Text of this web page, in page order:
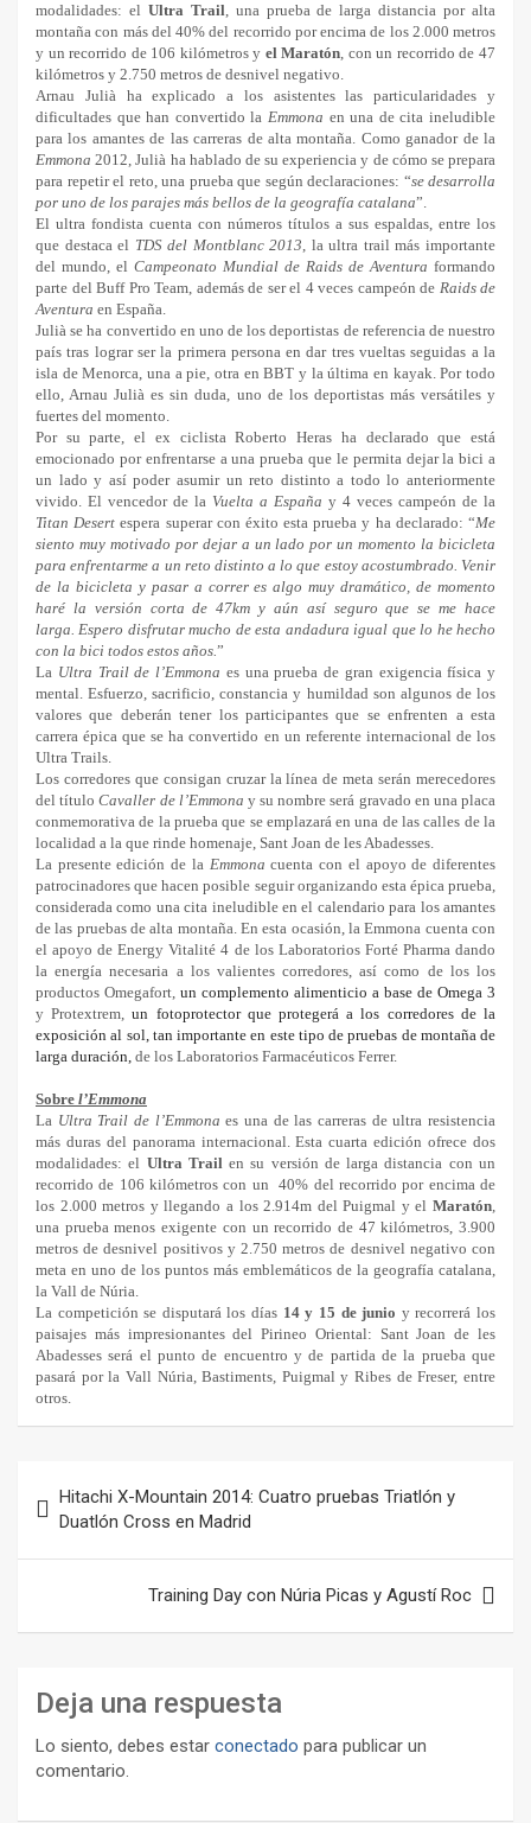
modalidades: el Ultra Trail, una prueba de larga distancia por alta
montaña con más del 40% del recorrido por encima de los 2.000 metros
y un recorrido de 106 kilómetros y el Maratón, con un recorrido de 47
kilómetros y 2.750 metros de desnivel negativo.
Arnau Juliàha explicado a los asistentes las particularidades y
dificultades que han convertido la Emmona en una de cita ineludible
para los amantes de las carreras de alta montaña. Como ganador de la
Emmona 2012, Julià ha hablado de su experiencia y de cómo se prepara
para repetir el reto, una prueba que según declaraciones: “se desarrolla
por uno de los parajes más bellos de la geografía catalana”.
El ultra fondista cuenta con números títulos a sus espaldas, entre los
que destaca el TDS del Montblanc 2013, la ultra trail más importante
del mundo, el Campeonato Mundial de Raids de Aventura formando
parte del Buff Pro Team, además de ser el 4 veces campeón de Raids de
Aventura en España.
Juliàse ha convertido en uno de los deportistas de referencia de nuestro
país tras lograr ser la primera persona en dar tres vueltas seguidas a la
isla de Menorca, una a pie, otra en BBT y la última en kayak. Por todo
ello, Arnau Julià es sin duda, uno de los deportistas más versátiles y
fuertes del momento.
Por su parte, el ex ciclista Roberto Heras ha declarado que está
emocionado por enfrentarse a una prueba que le permita dejar la bici a
un lado y así poder asumir un reto distinto a todo lo anteriormente
vivido. El vencedor de la Vuelta a España y 4 veces campeón de la
Titan Desert espera superar con éxito esta prueba y ha declarado: “Me
siento muy motivado por dejar a un lado por un momento la bicicleta
para enfrentarme a un reto distinto a lo que estoy acostumbrado. Venir
de la bicicleta y pasar a correr es algo muy dramático, de momento
haré la versión corta de 47km y aún así seguro que se me hace
larga. Espero disfrutar mucho de esta andadura igual que lo he hecho
con la bici todos estos años.”
La Ultra Trail de l’Emmona es una prueba de gran exigencia física y
mental. Esfuerzo, sacrificio, constancia y humildad son algunos de los
valores que deberán tener los participantes que se enfrenten a esta
carrera épica que se ha convertido en un referente internacional de los
Ultra Trails.
Los corredores que consigan cruzar la línea de meta serán merecedores
del títuloCavaller de l’Emmona y su nombre será gravado en una placa
conmemorativa de la prueba que se emplazará en una de las calles de la
localidad a la que rinde homenaje, Sant Joan de les Abadesses.
La presente edición de la Emmona cuenta con el apoyo de diferentes
patrocinadores que hacen posible seguir organizando esta épica prueba,
considerada como una cita ineludible en el calendario para los amantes
de las pruebas de alta montaña. En esta ocasión, la Emmona cuenta con
el apoyo de Energy Vitalité 4 de los Laboratorios Forté Pharma dando
la energía necesaria a los valientes corredores, así como de los los
productos Omegafort, un complemento alimenticio a base de Omega 3
y Protextrem,un fotoprotector que protegerá a los corredores de la
exposición al sol, tan importante en este tipo de pruebas de montaña de
larga duración, de los Laboratorios Farmacéuticos Ferrer.
Sobre l’Emmona
La Ultra Trail de l’Emmona es una de las carreras de ultra resistencia
más duras del panorama internacional. Esta cuarta edición ofrece dos
modalidades: el Ultra Trailen su versión de larga distancia con un
recorrido de 106 kilómetros con un 40% del recorrido por encima de
los 2.000 metros y llegando a los 2.914m del Puigmal y el Maratón,
una prueba menos exigente con un recorrido de 47 kilómetros, 3.900
metros de desnivel positivos y 2.750 metros de desnivel negativo con
meta en uno de los puntos más emblemáticos de la geografía catalana,
la Vall de Núria.
La competición se disputará los días 14 y 15 de junio y recorrerá los
paisajes más impresionantes del Pirineo Oriental: Sant Joan de les
Abadesses será el punto de encuentro y de partida de la prueba que
pasará por la Vall Núria, Bastiments, Puigmal y Ribes de Freser, entre
otros.
de
entradas
Hitachi X-Mountain 2014: Cuatro pruebas Triatlón y
Duatlón Cross en Madrid
Training Day con Núria Picas y Agustí Roc
Deja una respuesta
Lo siento, debes estar conectado para publicar un
comentario.